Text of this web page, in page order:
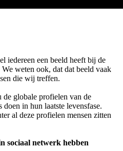
iedereen een beeld heeft bij de
weten ook, dat dat beeld vaak
die wij treffen.
de globale profielen van de
doen in hun laatste levensfase.
al deze profielen mensen zitten
sociaal netwerk hebben